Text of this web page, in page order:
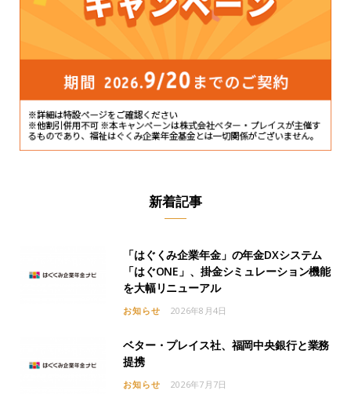
新着記事
「はぐくみ企業年金」の年金DXシステム
「はぐONE」、掛金シミュレーション機能
を大幅リニューアル
お知らせ 2026年8月4日
ベター・プレイス社、福岡中央銀行と業務
提携
お知らせ 2026年7月7日